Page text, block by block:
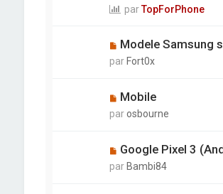
c
parTopForPhone
Modele Samsung
par Fort0x
Mobile
parosbourne
Google Pixel 3
par Bambi84